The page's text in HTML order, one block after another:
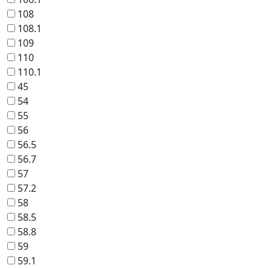
108
108.1
109
110
110.1
45
54
55
56
56.5
56.7
57
57.2
58
58.5
58.8
59
59.1